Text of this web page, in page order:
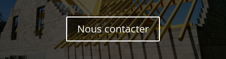
Nous contacter